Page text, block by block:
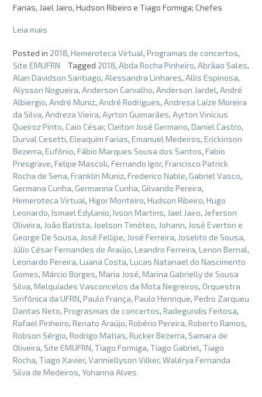
Farias, Jael Jairo, Hudson Ribeiro e Tiago Formiga; Chefes
Leia mais
Posted in 2018, Hemeroteca Virtual, Programas de concertos,
Site EMUFRN
Tagged 2018, Abda Rocha Pinheiro, Abrãao Sales,
Alan Davidson Santiago, Alessandra Linhares, Allis Espinosa,
Alysson Nogueira, Anderson Carvalho, Anderson Jardel, André
Albiergio, André Muniz, André Rodrigues, Andresa Laíze Moreira
da Silva, Andreza Vieira, Ayrton Guimarães, Ayrton Vinícius
Queiroz Pinto, Caio César, Cleiton José Germano, Daniel Castro,
Durval Cesetti, Eleaquim Farias, Emanuel Medeiros, Erickinson
Bezerra, Eufônio, Fábio Marques Sousa dos Santos, Fabio
Presgrave, Felipe Mascoli, Fernando Igor, Francisco Patrick
Rocha de Sena, Franklin Muniz, Frederico Nable, Gabriel Vasco,
Germana Cunha, Germanna Cunha, Gilvando Pereira,
Hemeroteca Virtual, Higor Monteiro, Hudson Ribeiro, Hugo
Leonardo, Ismael Edylanio, Ivson Martins, Jael Jairo, Jeferson
Oliveira, João Batista, Joelson Timóteo, Johann, José Everton e
George De Sousa, José Fellipe, José Ferreira, Joselito de Sousa,
Júlio César Fernandes de Araújo, Leandro Ferreira, Lenon Bernal,
Leonardo Pereira, Luana Costa, Lucas Natanael do Nascimento
Gomes, Márcio Borges, Maria José, Marina Gabrielly de Sousa
Silva, Melquíades Vasconcelos da Mota Negreiros, Orquestra
Sinfônica da UFRN, Paulo França, Paulo Henrique, Pedro Zarqueu
Dantas Neto, Prograsmas de concertos, Radegundis Feitosa,
Rafael Pinheiro, Renato Araújo, Robério Pereira, Roberto Ramos,
Robson Sérgio, Rodrigo Matias, Rucker Bezerra, Samara de
Oliveira, Site EMUFRN, Tiago Formiga, Tiago Gabriel, Tiago
Rocha, Tiago Xavier, Vanniellyson Vilker, Walérya Fernanda
Silva de Medeiros, Yohanna Alves